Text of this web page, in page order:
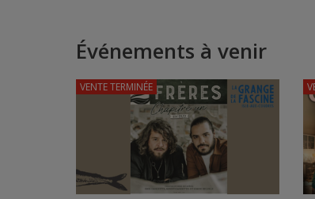
Événements à venir
VENTE TERMINÉE